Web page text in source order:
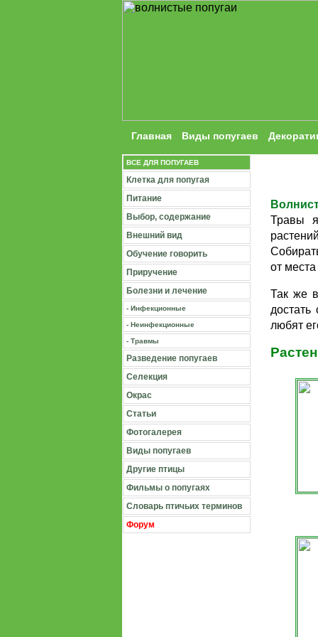
Главная Виды попугаев
ВСЕ ДЛЯ ПОПУГАЕВ
Клетка для попугая
Питание
Выбор, содержание
Внешний вид
Обучение говорить
Приручение
Болезни и лечение
- Инфекционные
- Неинфекционные
- Травмы
Разведение попугаев
Селекция
Окрас
Статьи
Фотогалерея
Виды попугаев
Другие птицы
Фильмы о попугаях
Словарь птичьих терминов
Форум
Травы
от
Так же
любят